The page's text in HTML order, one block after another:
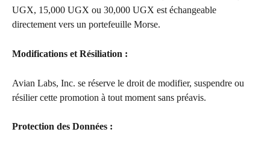
UGX, 15,000 UGX ou 30,000 UGX est échangeable
directement vers un portefeuille Morse.
Modifications et Résiliation :
Avian Labs, Inc. se réserve le droit de modifier, suspendre ou
résilier cette promotion à tout moment sans préavis.
Protection des Données :